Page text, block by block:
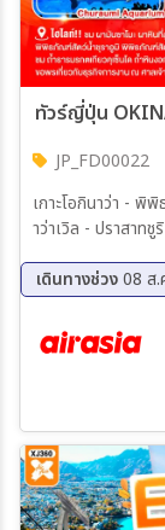
JP_FD00022
เกาะโอกินาว่า - พิพิ
าว่าเวิล - ปราสาท
เดินทางช่วง08 ส.
17 ก.ย. 69 - 20 ก.ย
31 ต.ค. 69 - 03 พ
07 พ.ย. 69 - 10 พ
14 พ.ย. 69 - 17 พ